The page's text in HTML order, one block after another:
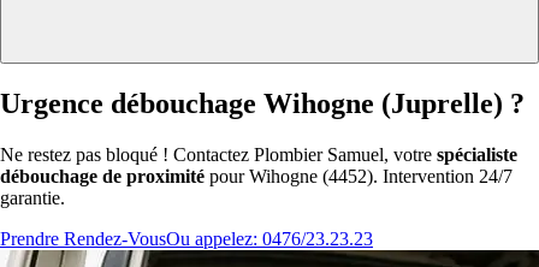
Urgence débouchage Wihogne (Juprelle) ?
Ne restez pas bloqué ! Contactez Plombier Samuel, votre spécialiste
débouchage de proximité pour Wihogne (4452). Intervention 24/7
garantie.
Prendre Rendez-VousOu appelez: 0476/23.23.23